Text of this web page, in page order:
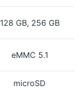
128 GB, 256 GB
eMMC 5.1
microSD